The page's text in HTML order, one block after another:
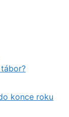
konce roku